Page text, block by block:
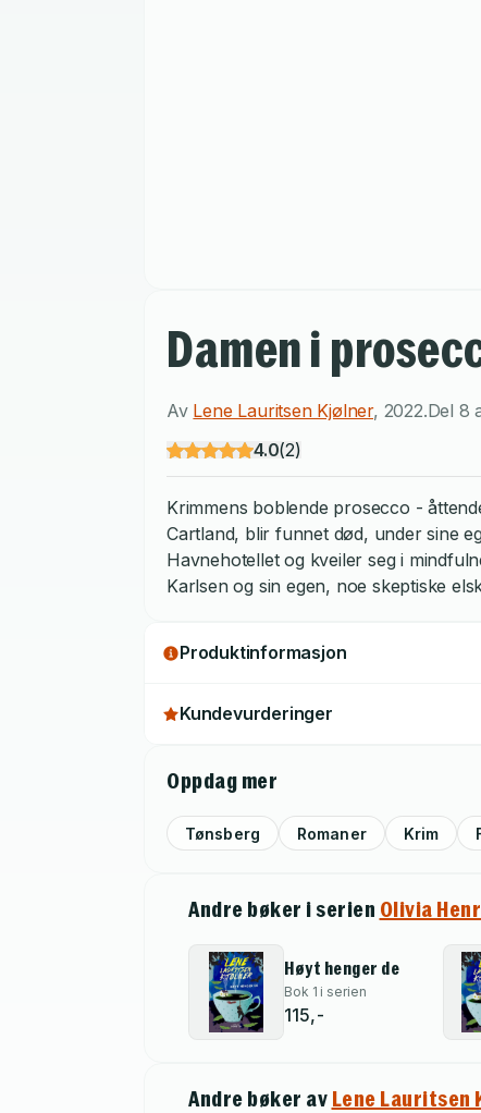
Damen i
Av Lene Lauritsen Kjølner, 2022.Del 8
4.0(2)
Krimmens boblende prosecco -
Cartland, blir funnet død, under sine
Havnehotellet og kveiler seg i
Karlsen og sin egen, noe skeptiske
Produktinformasjon
Kundevurderinger
Oppdag mer
Tønsberg Romaner Krim
Andre bøker i serien Olivia
Høyt henger de
Bok 1 i serien
115,-
Andre bøker av Lene Lauritsen